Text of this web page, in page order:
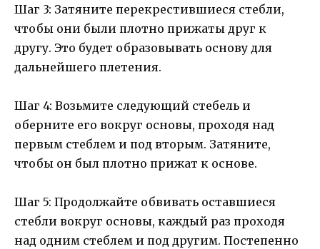
Шаг 3: Затяните перекрестившиеся стебли,
чтобы они были плотно прижаты друг к
другу. Это будет образовывать основу для
дальнейшего плетения.
Шаг 4: Возьмите следующий стебель и
оберните его вокруг основы, проходя над
первым стеблем и под вторым. Затяните,
чтобы он был плотно прижат к основе.
Шаг 5: Продолжайте обвивать оставшиеся
стебли вокруг основы, каждый раз проходя
над одним стеблем и под другим. Постепенно